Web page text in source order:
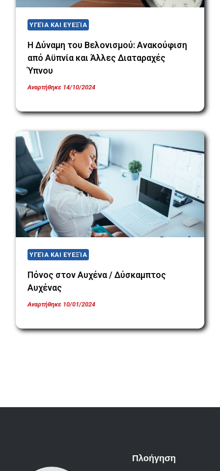
ΥΓΕΊΑ ΚΑΙ ΕΥΕΞΊΑ
Η Δύναμη του Βελονισμού: Ανακούφιση
από Αϋπνία και Άλλες Διαταραχές
Ύπνου
Αναρτήθηκε 14/10/2024
ΥΓΕΊΑ ΚΑΙ ΕΥΕΞΊΑ
Πόνος στον Αυχένα / Δύσκαμπτος
Αυχένας
Αναρτήθηκε 10/01/2024
Πλοήγηση